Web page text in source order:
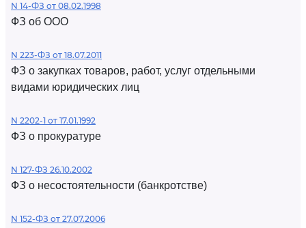
N 14-ФЗ от 08.02.1998
ФЗ об ООО
N 223-ФЗ от 18.07.2011
ФЗ о закупках товаров, работ, услуг отдельными
видами юридических лиц
N 2202-1 от 17.01.1992
ФЗ о прокуратуре
N 127-ФЗ 26.10.2002
ФЗ о несостоятельности (банкротстве)
N 152-ФЗ от 27.07.2006